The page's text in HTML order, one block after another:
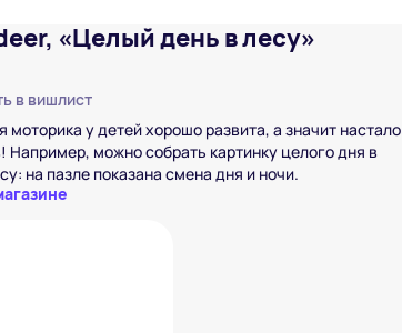
«Целый день в лесу»
в вишлист
моторика у детей хорошо развита, а значит настало
Например, можно собрать картинку целого дня в
на пазле показана смена дня и ночи.